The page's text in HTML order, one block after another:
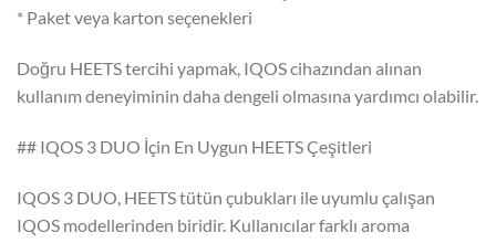
* Paket veya karton seçenekleri
Doğru HEETS tercihi yapmak, IQOS cihazından alınan
kullanım deneyiminin daha dengeli olmasına yardımcı olabilir.
## IQOS 3 DUO İçin En Uygun HEETS Çeşitleri
IQOS 3 DUO, HEETS tütün çubukları ile uyumlu çalışan
IQOS modellerinden biridir. Kullanıcılar farklı aroma